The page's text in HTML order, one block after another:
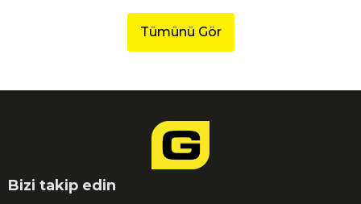
Tümünü Gör
Bizi takip edin